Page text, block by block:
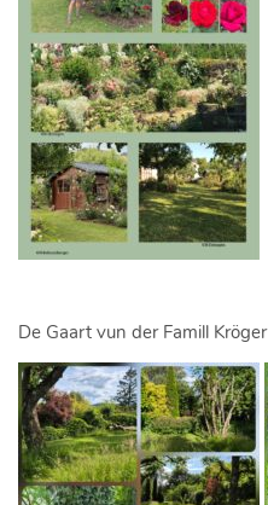
De Gaart vun der Famill Kröger